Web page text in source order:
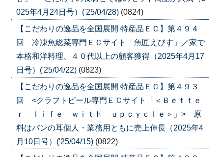
025年4月24日号）('25/04/28) (0824)
【こだわりの逸品を全国展開 特産品ＥＣ】第４９４
回 冷凍魚総菜専門ＥＣサイト「魚匠えびす」／家で
本格和洋料理、４０代以上の顧客獲得（2025年4月17
日号）('25/04/22) (0823)
【こだわりの逸品を全国展開 特産品ＥＣ】第４９３
回 <クラフトビール専門ＥＣサイト「＜Ｂｅｔｔｅ
ｒ ｌｉｆｅ ｗｉｔｈ ｕｐｃｙｃｌｅ＞」> 原
料はパンの耳個人・業務用ともに売上伸長（2025年4
月10日号）('25/04/15) (0822)